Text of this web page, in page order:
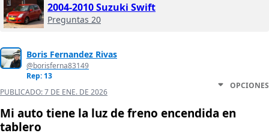
2004-2010 Suzuki Swift
Preguntas 20
Boris Fernandez Rivas
@borisferna83149
Rep: 13
PUBLICADO:7 DE ENE. DE 2026
OPCIONES
Mi auto tiene la luz de freno encendida en
tablero